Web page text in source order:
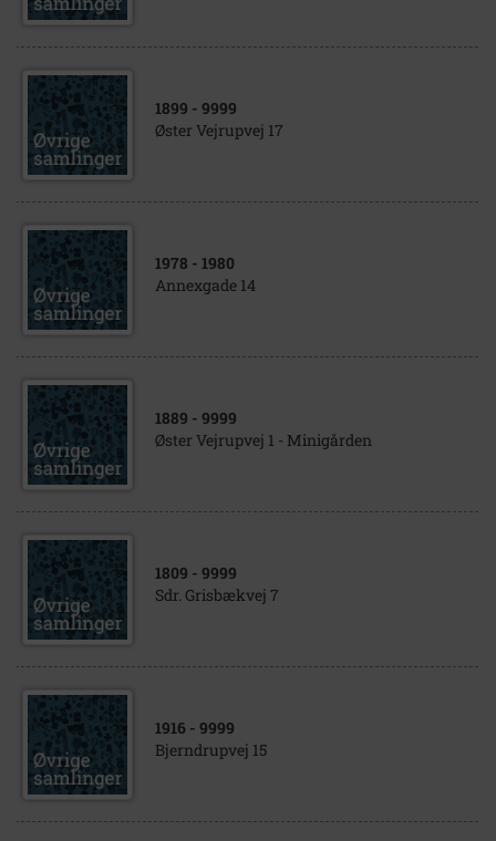
1899 - 9999
Øster Vejrupvej 17
1978 - 1980
Annexgade 14
1889 - 9999
Øster Vejrupvej 1 - Minigården
1809 - 9999
Sdr. Grisbækvej 7
1916 - 9999
Bjerndrupvej 15